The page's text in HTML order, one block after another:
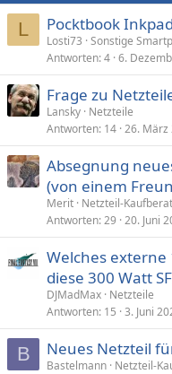
L Pocktbook
Losti73 Sonstige
Antworten 4 6.
Frage zu
Lansky Netzteile
Antworten 14 26. März
Absegnung
(von einem
Merit Netzteil-
Antworten 29 20. Juni
Welches
diese 300 Watt
DJMadMax Netzteile
Antworten 15 3. Juni
B Neues Netzteil
Bastelmann Netzteil-